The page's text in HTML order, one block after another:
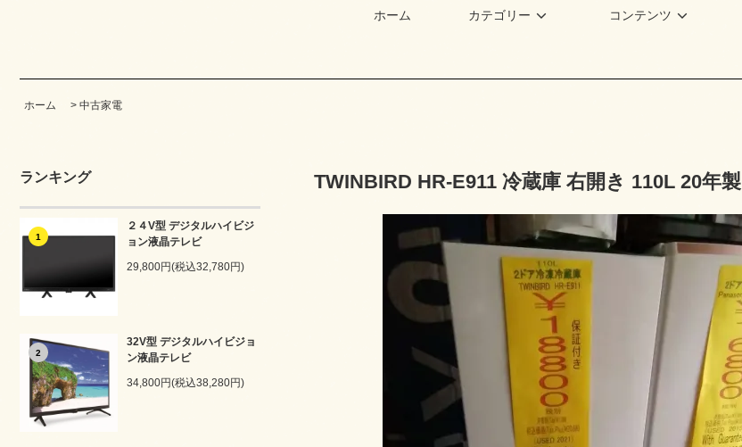
ホーム カテゴリー コンテンツ
ホーム > 中古家電
ランキング
1
２４V型 デジタルハイビジ
ョン液晶テレビ
29,800円(税込32,780円)
2
32V型 デジタルハイビジョ
ン液晶テレビ
34,800円(税込38,280円)
TWINBIRD HR-E911 冷蔵庫 右開き 110L 20年製